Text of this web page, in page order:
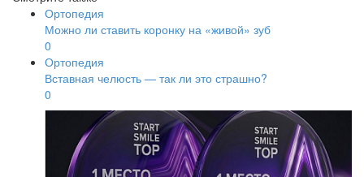
Ортопедия
Можно ли ставить коронку на «живой» зуб
0
Ортопедия
Вставная челюсть — так ли это страшно?
0